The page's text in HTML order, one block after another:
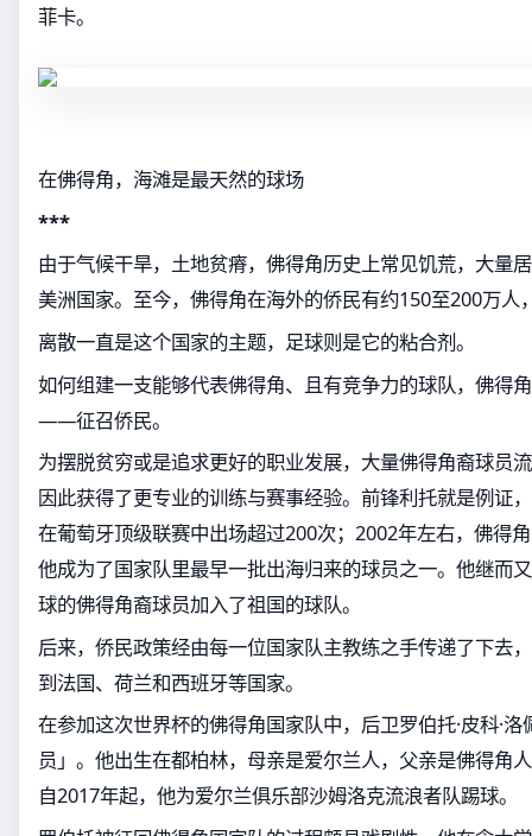
菲卡。
在佛得角，海滩是最天然的球场
***
由于气候干旱，土地贫瘠，佛得角历史上常见饥荒，大量
美洲国家。至今，佛得角在海外的侨民有约150至200万人
离散一直是这个国家的主题，足球则是它的粘合剂。
如何组建一支能够代表佛得角、且有竞争力的球队，佛得
——征召侨民。
为摆脱贫穷或是追求更好的职业发展，大量佛得角裔球员
因此获得了更专业的训练与赛事经验。前锋利托就是例证
在葡萄牙顶级联赛中出场超过200次；2002年左右，佛得
他成为了国家队里最早一批出海归来的球员之一。他继而
球的佛得角裔球员加入了祖国的球队。
后来，侨民政策经由每一位国家队主教练之手传递了下去
到法国、荷兰和西班牙等国家。
在参加这次世界杯的佛得角国家队中，后卫罗伯托·皮科·
员」。他出生在都柏林，母亲是爱尔兰人，父亲是佛得角
自2017年起，他为爱尔兰俱乐部沙姆洛克流浪者队踢球。